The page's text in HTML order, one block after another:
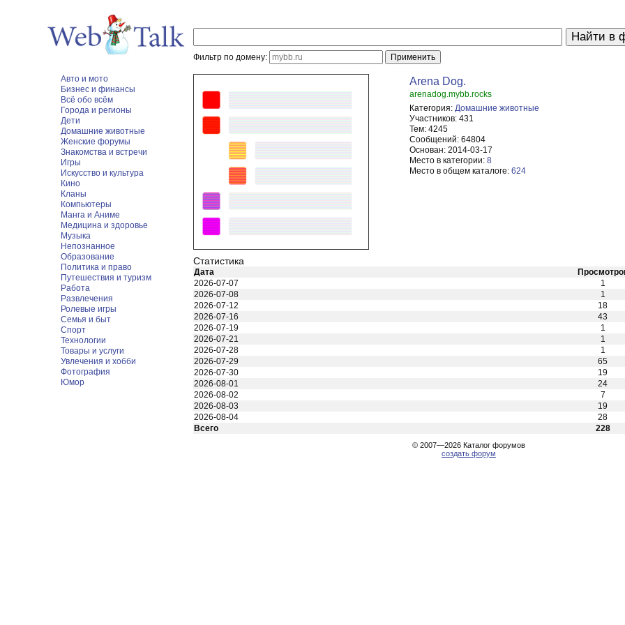
Фильтр по домену:
Авто и мото
Бизнес и финансы
Всё обо всём
Города и регионы
Дети
Домашние животные
Женские форумы
Знакомства и встречи
Игры
Искусство и культура
Кино
Кланы
Компьютеры
Манга и Аниме
Медицина и здоровье
Музыка
Непознанное
Образование
Политика и право
Путешествия и туризм
Работа
Развлечения
Ролевые игры
Семья и быт
Спорт
Технологии
Товары и услуги
Увлечения и хобби
Фотография
Юмор
Arena Dog.
arenadog.mybb.rocks
Категория: Домашние животные
Участников: 431
Тем: 4245
Сообщений: 64804
Основан: 2014-03-17
Место в категории: 8
Место в общем каталоге: 624
Статистика
Дата
2026-07-07
1
2026-07-08
1
2026-07-12
18
2026-07-16
43
2026-07-19
1
2026-07-21
1
2026-07-28
1
2026-07-29
65
2026-07-30
19
2026-08-01
24
2026-08-02
7
2026-08-03
19
2026-08-04
28
Всего
228
© 2007—2026 Каталог форумов
создать форум